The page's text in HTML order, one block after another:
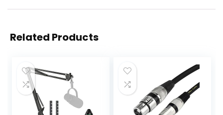
Related Products